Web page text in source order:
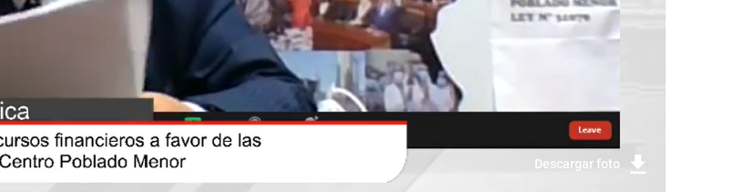
Descargar foto